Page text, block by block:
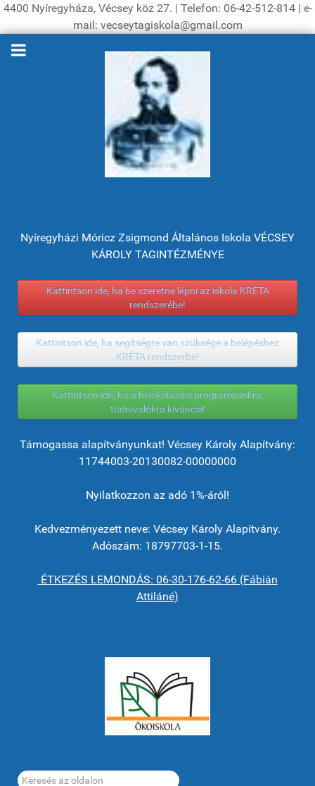
4400 Nyíregyháza, Vécsey köz 27. | Telefon: 06-42-512-814 | e-
mail: vecseytagiskola@gmail.com
Nyíregyházi Móricz Zsigmond Általános Iskola VÉCSEY
KÁROLY TAGINTÉZMÉNYE
Kattintson ide, ha be szeretne lépni az iskola KRÉTA
rendszerébe!
Kattintson ide, ha segítségre van szüksége a belépéshez
KRÉTA rendszerbe!
Kattintson ide, ha a beiskolázási programjainkra,
tudnivalókra kíváncsi!
Támogassa alapítványunkat! Vécsey Károly Alapítvány:
11744003-20130082-00000000
Nyilatkozzon az adó 1%-áról!
Kedvezményezett neve: Vécsey Károly Alapítvány.
Adószám: 18797703-1-15.
ÉTKEZÉS LEMONDÁS: 06-30-176-62-66 (Fábián
Attiláné)
Keresés...